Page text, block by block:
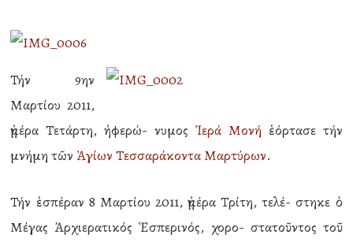
Τήν 9ην
Μαρτίου 2011,
ἡμέρα Τετάρτη, ἡ φερώ- νυμος Ἱερά Μονή ἑόρτασε τήν
μνήμη τῶν Ἁγίων Τεσσαράκοντα Μαρτύρων.
Τήν ἑσπέραν 8 Μαρτίου 2011, ἡμέρα Τρίτη, τελέ- στηκε ὁ
Μέγας Ἀρχιερατικός Ἑσπερινός, χορο- στατοῦντος τοῦ